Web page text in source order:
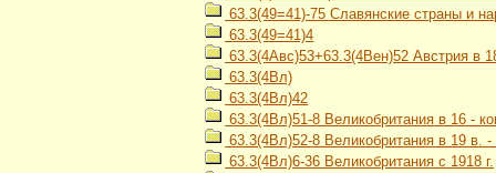
63.3(49=41)-75 Славянские страны и
63.3(49=41)4
63.3(4Авс)53+63.3(4Вен)52 Австрия в
63.3(4Вл)
63.3(4Вл)42
63.3(4Вл)51-8 Великобритания в 16 -
63.3(4Вл)52-8 Великобритания в 19 в. -
63.3(4Вл)6-36 Великобритания с 1918 г.